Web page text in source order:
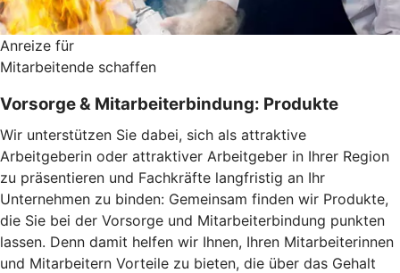
Anreize für
Mitarbeitende schaffen
Vorsorge & Mitarbeiterbindung: Produkte
Wir unterstützen Sie dabei, sich als attraktive
Arbeitgeberin oder attraktiver Arbeitgeber in Ihrer Region
zu präsentieren und Fachkräfte langfristig an Ihr
Unternehmen zu binden: Gemeinsam finden wir Produkte,
die Sie bei der Vorsorge und Mitarbeiterbindung punkten
lassen. Denn damit helfen wir Ihnen, Ihren Mitarbeiterinnen
und Mitarbeitern Vorteile zu bieten, die über das Gehalt